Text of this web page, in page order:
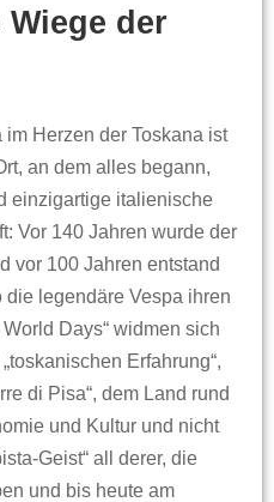
der
Herzen der Toskana ist
an dem alles begann,
einzigartige italienische
Vor 140 Jahren wurde der
vor 100 Jahren entstand
legendäre Vespa ihren
Days“ widmen sich
Erfahrung“,
di Pisa“, dem Land rund
und Kultur und nicht
Geist“ all derer, die
und bis heute am